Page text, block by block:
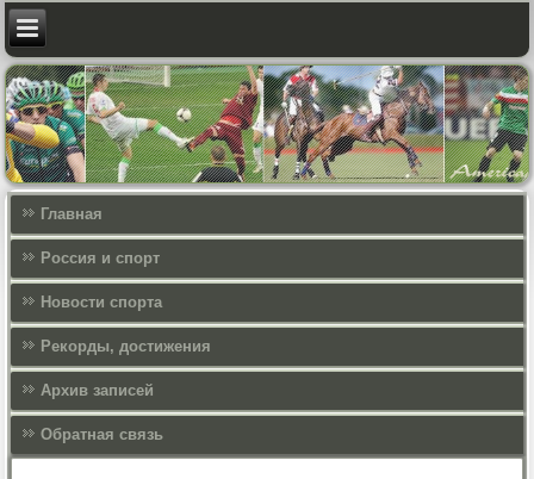
Главная
Россия и спорт
Новости спорта
Рекорды, достижения
Архив записей
Обратная связь